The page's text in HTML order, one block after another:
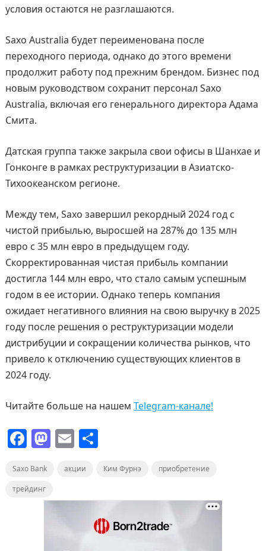
условия остаются не разглашаются.
Saxo Australia будет переименована после
переходного периода, однако до этого времени
продолжит работу под прежним брендом. Бизнес под
новым руководством сохранит персонал Saxo
Australia, включая его генерального директора Адама
Смита.
Датская группа также закрыла свои офисы в Шанхае и
Гонконге в рамках реструктуризации в Азиатско-
Тихоокеанском регионе.
Между тем, Saxo завершил рекордный 2024 год с
чистой прибылью, выросшей на 287% до 135 млн
евро с 35 млн евро в предыдущем году.
Скорректированная чистая прибыль компании
достигла 144 млн евро, что стало самым успешным
годом в ее истории. Однако теперь компания
ожидает негативного влияния на свою выручку в 2025
году после решения о реструктуризации модели
дистрибуции и сокращении количества рынков, что
привело к отключению существующих клиентов в
2024 году.
Читайте больше на нашем Telegram-канале!
F
c
e
M
st
o
d
E
ai
l
О
п
р
а
в
Saxo Bank акции Ким Фурнэ
приобретение
трейдинг